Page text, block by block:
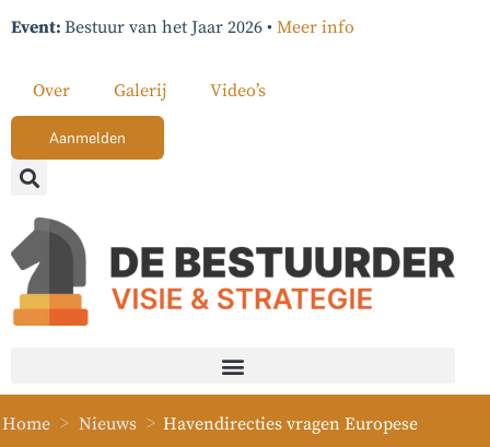
Event: Bestuur van het Jaar 2026 • Meer info
Over Galerij Video’s
Aanmelden
Home > Nieuws > Havendirecties vragen Europese